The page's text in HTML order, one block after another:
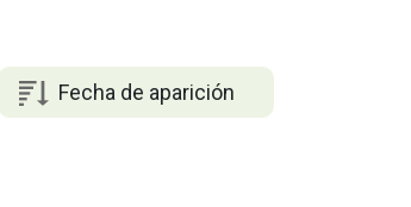
Fecha de aparición